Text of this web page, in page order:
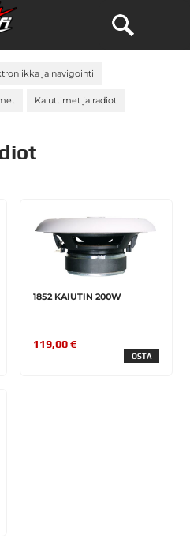
ja navigointi
Kaiuttimet ja radiot
1852 KAIUTIN 200W
119,00 €
OSTA